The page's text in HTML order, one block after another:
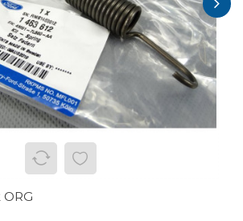
ORG
›